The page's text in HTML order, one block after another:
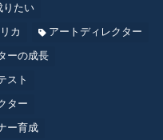
りたい
カ
アートディレクター
ーの成長
スト
ター
ー育成